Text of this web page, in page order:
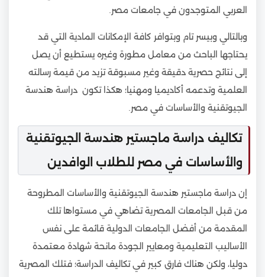
العربي المتوجدون في جامعات مصر.
وبالتالي وبيسر تام وبتوافر كافة الإمكانات المادية التي قد
يحتاجها الباحث من معامل مطورة وغيره يستطيع أن يصل
إلى نتائج حصرية دقيقة وغير مسبوقة تزيد من قيمة رسالته
العلمية وتدعمه أكاديميا ومهنيا؛ هكذا تكون دراسة هندسة
الجيوتقنية والأساسات في مصر.
تكاليف دراسة ماجستير هندسة الجيوتقنية
والأساسات في مصر للطلاب الوافدين
إن دراسة ماجستير هندسة الجيوتقنية والأساسات المطروحة
من قبل الجامعات المصرية تضاهي في مستواها تلك
المقدمة من أفضل الجامعات الدولية قائمة على نفس
الأساليب التعليمية ومعايير الجودة مانحة شهادة معتمدة
دوليا، ولكن هناك فارق كبير في تكاليف الدراسة؛ فتلك المصرية